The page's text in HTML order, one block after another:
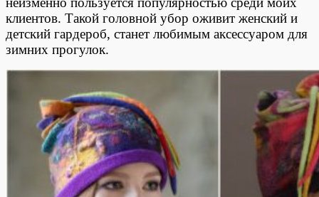
клиентов. Такой головной убор оживит женский и
детский гардероб, станет любимым аксессуаром для
зимних прогулок.